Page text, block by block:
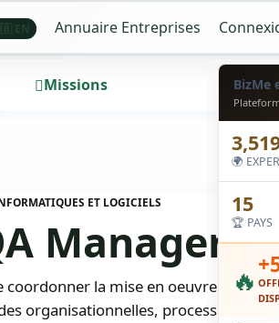
Annuaire Entreprises
Missions
ET LOGICIELS
Manager)
la mise en oeuvre de la
organisationnelles, process et audit.…
BizMe
🌍
15
🏆 PAYS
🔥